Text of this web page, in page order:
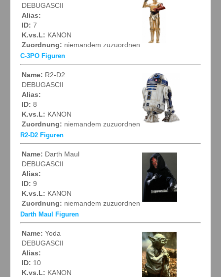
DEBUGASCII
Alias:
ID: 7
K.vs.L: KANON
Zuordnung: niemandem zuzuordnen
C-3PO Figuren
Name: R2-D2
DEBUGASCII
Alias:
ID: 8
K.vs.L: KANON
Zuordnung: niemandem zuzuordnen
R2-D2 Figuren
Name: Darth Maul
DEBUGASCII
Alias:
ID: 9
K.vs.L: KANON
Zuordnung: niemandem zuzuordnen
Darth Maul Figuren
Name: Yoda
DEBUGASCII
Alias:
ID: 10
K.vs.L: KANON